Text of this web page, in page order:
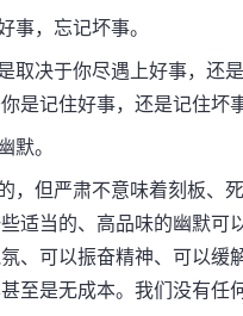
，忘记坏事。
决于你尽遇上好事，还
是记住好事，还是记住坏事
。
但严肃不意味着刻板、死
适当的、高品味的幽默可
、可以振奋精神、可以缓
至是无成本。我们没有任